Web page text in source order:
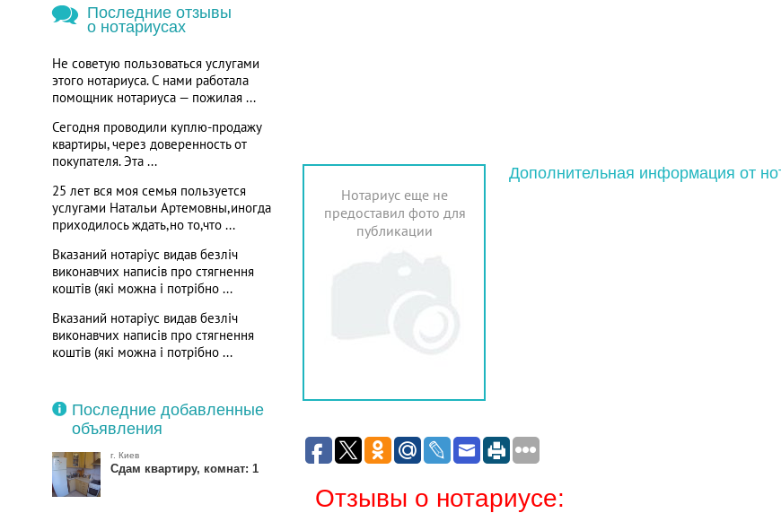
Последние отзывы
о нотариусах
Не советую пользоваться услугами
этого нотариуса. С нами работала
помощник нотариуса — пожилая ...
Сегодня проводили куплю-продажу
квартиры, через доверенность от
покупателя. Эта ...
25 лет вся моя семья пользуется
услугами Натальи Артемовны,иногда
приходилось ждать,но то,что ...
Вказаний нотаріус видав безліч
виконавчих написів про стягнення
коштів (які можна і потрібно ...
Вказаний нотаріус видав безліч
виконавчих написів про стягнення
коштів (які можна і потрібно ...
Последние добавленные
объявления
г. Киев
Сдам квартиру, комнат: 1
Дополнительная информация от
Нотариус еще не
предоставил фото для
публикации
Отзывы о нотариусе: